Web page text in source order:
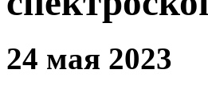
24 мая 2023